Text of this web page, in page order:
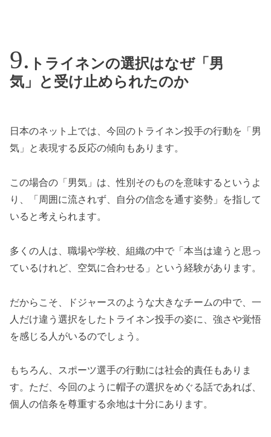
トライネンの選択はなぜ「男
気」と受け止められたのか
日本のネット上では、今回のトライネン投手の行動を「男
気」と表現する反応の傾向もあります。
この場合の「男気」は、性別そのものを意味するというよ
り、「周囲に流されず、自分の信念を通す姿勢」を指して
いると考えられます。
多くの人は、職場や学校、組織の中で「本当は違うと思っ
ているけれど、空気に合わせる」という経験があります。
だからこそ、ドジャースのような大きなチームの中で、一
人だけ違う選択をしたトライネン投手の姿に、強さや覚悟
を感じる人がいるのでしょう。
もちろん、スポーツ選手の行動には社会的責任もありま
す。ただ、今回のように帽子の選択をめぐる話であれば、
個人の信条を尊重する余地は十分にあります。